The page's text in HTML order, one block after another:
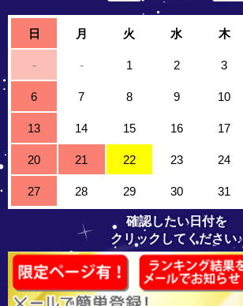
日 月 火 水 木
- - 1 2 3
6 7 8 9 10
13 14 15 16 17
20 21 22 23 24
27 28 29 30 31
確認したい日付を
クリックしてください♪